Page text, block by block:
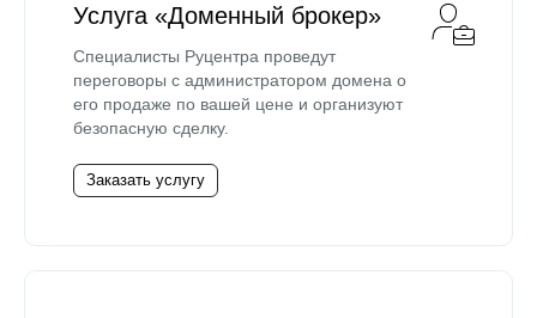
Услуга «Доменный брокер»
Специалисты Руцентра проведут
переговоры с администратором домена о
его продаже по вашей цене и организуют
безопасную сделку.
Заказать услугу